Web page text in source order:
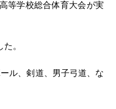
等学校総合体育大会が実
。
ル、剣道、男子弓道、な